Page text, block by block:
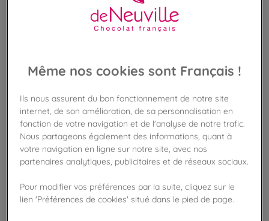
VOIR LES PRODUITS DANS LA BOUTIQUE
VOIR TOUTES LES BOUTIQUES
Même nos cookies sont Français !
Ils nous assurent du bon fonctionnement de notre site
internet, de son amélioration, de sa personnalisation en
fonction de votre navigation et de l'analyse de notre trafic.
Nous partageons également des informations, quant à
votre navigation en ligne sur notre site, avec nos
partenaires analytiques, publicitaires et de réseaux sociaux.
Pour modifier vos préférences par la suite, cliquez sur le
lien 'Préférences de cookies' situé dans le pied de page.